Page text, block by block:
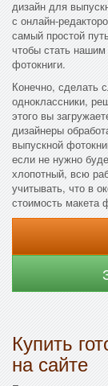
дизайн для
с онлайн-
самый простой
чтобы стать
фотокниги.
Конечно, сделать
одноклассники,
этого вы
дизайнеры
выпускной
если не нужно
хлопотный, всю
учитывать, что в
стоимость макета
Купить
на сайте